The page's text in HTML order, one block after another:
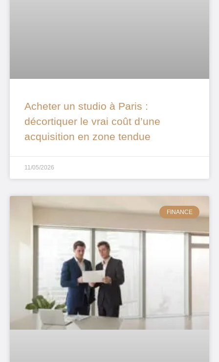
Acheter un studio à Paris :
décortiquer le vrai coût d’une
acquisition en zone tendue
11/05/2026
FINANCE